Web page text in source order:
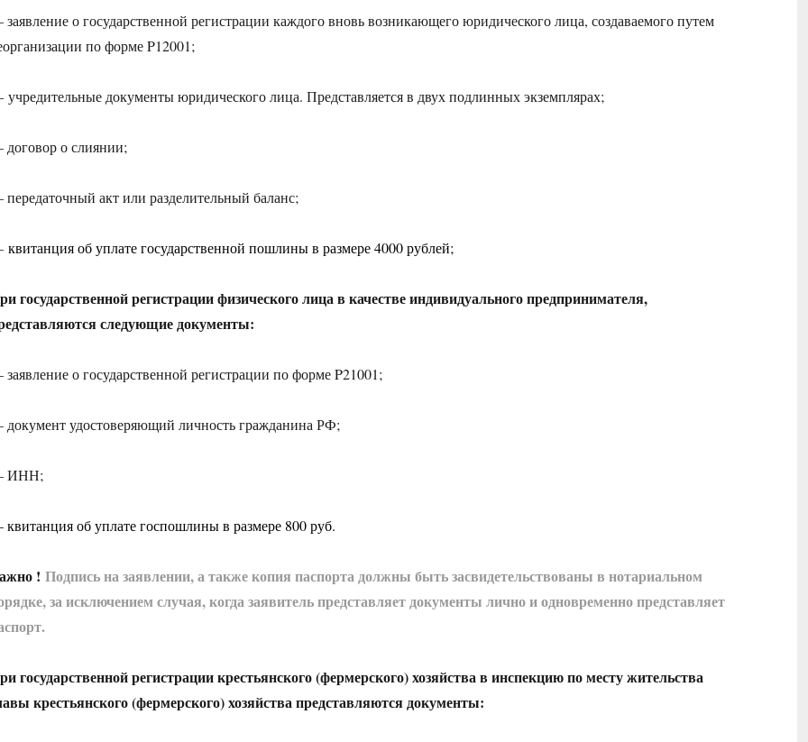
о государственной регистрации каждого вновь возникающего юридического лица, создаваемого путем
по форме P12001;
документы юридического лица. Представляется в двух подлинных экземплярах;
о слиянии;
акт или разделительный баланс;
квитанция об уплате государственной пошлины в размере 4000 рублей;
государственной регистрации физического лица в качестве индивидуального предпринимателя,
следующие документы:
о государственной регистрации по форме P21001;
удостоверяющий личность гражданина РФ;
ИНН;
об уплате госпошлины в размере 800 руб.
! Подпись на заявлении, а также копия паспорта должны быть засвидетельствованы в нотариальном
за исключением случая, когда заявитель представляет документы лично и одновременно представляет
государственной регистрации крестьянского (фермерского) хозяйства в инспекцию по месту жительства
крестьянского (фермерского) хозяйства представляются документы: